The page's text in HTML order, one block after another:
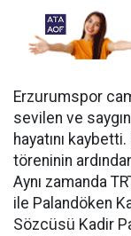
Erzurumspor
sevilen ve
hayatını
töreninin
Aynı zamanda
ile Palandöken
Sözcüsü Kadir